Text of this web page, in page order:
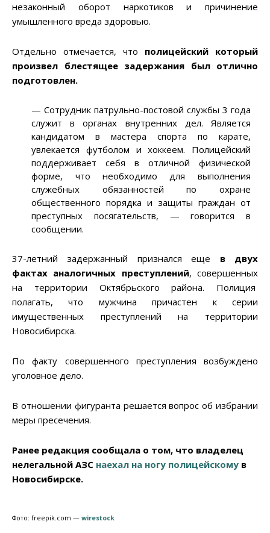
незаконный оборот наркотиков и причинение
умышленного вреда здоровью.
Отдельно отмечается, что полицейский который
произвел блестящее задержания был отлично
подготовлен.
— Сотрудник патрульно-постовой службы 3 года
служит в органах внутренних дел. Является
кандидатом в мастера спорта по карате,
увлекается футболом и хоккеем. Полицейский
поддерживает себя в отличной физической
форме, что необходимо для выполнения
служебных обязанностей по охране
общественного порядка и защиты граждан от
преступных посягательств, — говорится в
сообщении.
37-летний задержанный признался еще в двух
фактах аналогичных преступлений, совершенных
на территории Октябрьского района. Полиция
полагать, что мужчина причастен к серии
имущественных преступлений на территории
Новосибирска.
По факту совершенного преступления возбуждено
уголовное дело.
В отношении фигуранта решается вопрос об избрании
меры пресечения.
Ранее редакция сообщала о том, что владелец
нелегальной АЗС наехал на ногу полицейскому в
Новосибирске.
Фото: freepik.com — wirestock